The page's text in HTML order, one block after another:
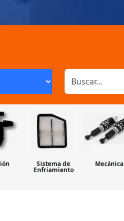
Sistema de
Enfriamiento
Mecánica